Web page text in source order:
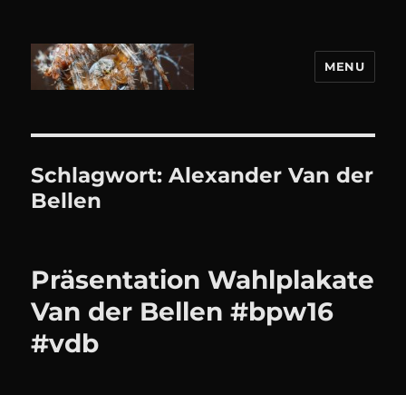
MENU
Schlagwort:Alexander Van der
Bellen
Präsentation Wahlplakate
Van der Bellen #bpw16
#vdb